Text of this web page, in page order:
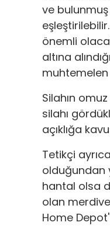
ve
önemli
altına
Silahın
silahı
açıklığa
Tetikçi
olduğundan
hantal olsa
olan
Home